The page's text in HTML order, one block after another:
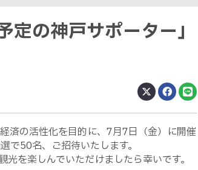
の神戸サポーター」
済の活性化を目的に、7月7日（金）に開催
で50名、ご招待いたします。
を楽しんでいただけましたら幸いです。